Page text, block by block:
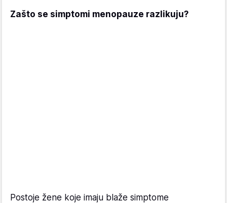
Zašto se simptomi menopauze razlikuju?
Postoje žene koje imaju blaže simptome